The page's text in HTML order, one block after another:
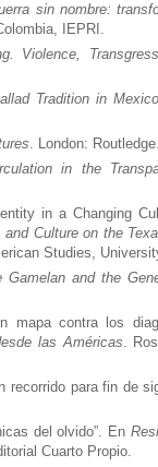
sin nombre:
IEPRI.
Violence,
Tradition in
. London:
in the
in a Changing
and Culture on the
Studies,
Gamelan and the
mapa contra los
las Américas.
recorrido para fin de
del olvido”. En
Cuarto Propio.